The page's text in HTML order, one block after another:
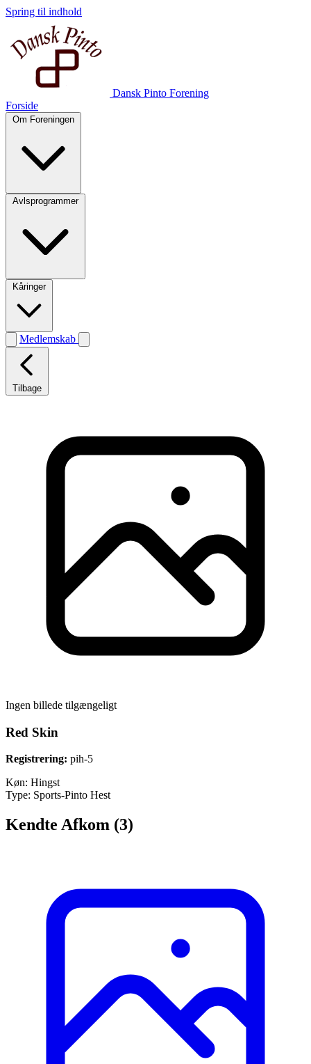
Spring til indhold
Dansk Pinto Forening
Forside
Om Foreningen
Avlsprogrammer
Kåringer
Medlemskab
Tilbage
Ingen billede tilgængeligt
Red Skin
Registrering: pih-5
Køn: Hingst
Type: Sports-Pinto Hest
Kendte Afkom (3)